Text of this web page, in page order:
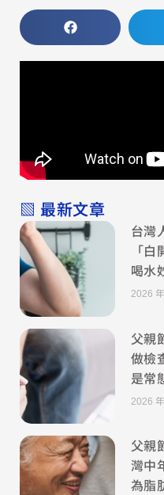
▧ 最新文章
台灣
「
喝水
2026
父親
做檢
是常
2026
父親
灣中
為脂